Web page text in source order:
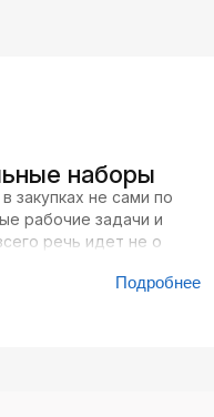
наборы
закупках не сами по
рабочие задачи и
речь идет не о
Подробнее